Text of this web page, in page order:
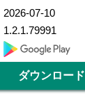
2026-07-10
1.2.1.79991
ダウンロード